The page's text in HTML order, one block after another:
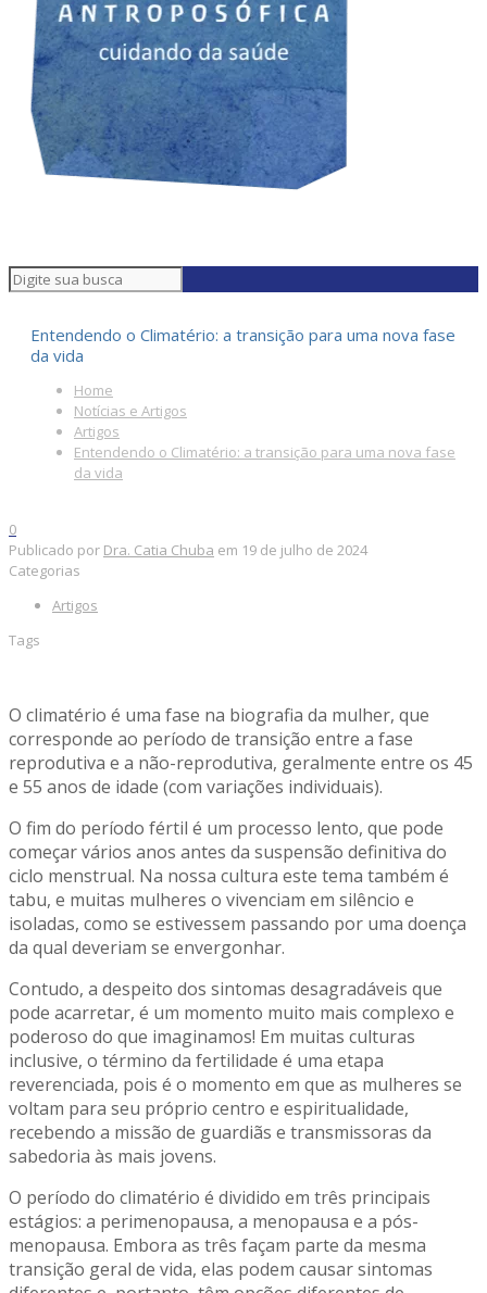
Entendendo o Climatério: a transição para uma nova fase
da vida
Home
Notícias e Artigos
Artigos
Entendendo o Climatério: a transição para uma nova fase
da vida
0
Publicado por Dra. Catia Chuba em 19 de julho de 2024
Categorias
Artigos
Tags
O climatério é uma fase na biografia da mulher, que
corresponde ao período de transição entre a fase
reprodutiva e a não-reprodutiva, geralmente entre os 45
e 55 anos de idade (com variações individuais).
O fim do período fértil é um processo lento, que pode
começar vários anos antes da suspensão definitiva do
ciclo menstrual. Na nossa cultura este tema também é
tabu, e muitas mulheres o vivenciam em silêncio e
isoladas, como se estivessem passando por uma doença
da qual deveriam se envergonhar.
Contudo, a despeito dos sintomas desagradáveis que
pode acarretar, é um momento muito mais complexo e
poderoso do que imaginamos! Em muitas culturas
inclusive, o término da fertilidade é uma etapa
reverenciada, pois é o momento em que as mulheres se
voltam para seu próprio centro e espiritualidade,
recebendo a missão de guardiãs e transmissoras da
sabedoria às mais jovens.
O período do climatério é dividido em três principais
estágios: a perimenopausa, a menopausa e a pós-
menopausa. Embora as três façam parte da mesma
transição geral de vida, elas podem causar sintomas